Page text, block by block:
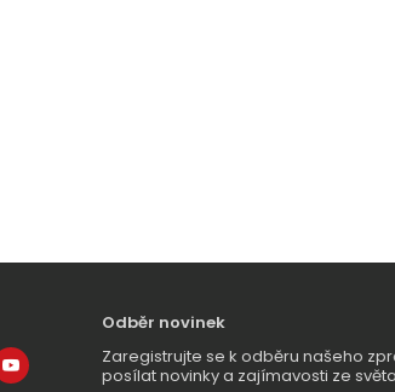
Odběr novinek
Zaregistrujte se k odběru našeho
posílat novinky a zajímavosti ze světa